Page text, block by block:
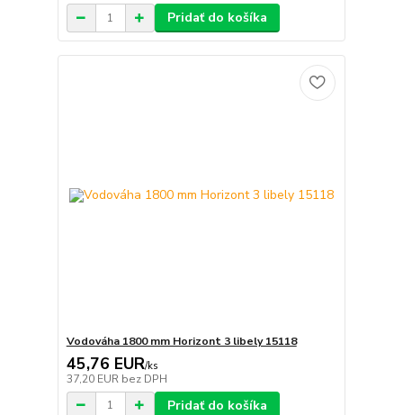
Pridať do košíka
Vodováha 1800 mm Horizont 3 libely 15118
45,76 EUR/ks
37,20 EUR bez DPH
Pridať do košíka